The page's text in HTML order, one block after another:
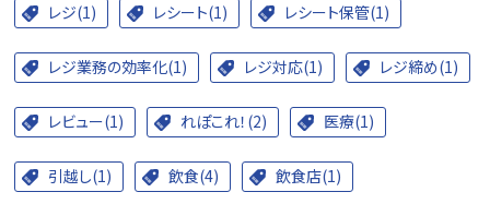
レジ(1) レシート(1) レシート保管(1)
レジ業務の効率化(1) レジ対応(1) レジ締め(1)
レビュー(1) れぽこれ！(2) 医療(1)
引越し(1) 飲食(4) 飲食店(1)